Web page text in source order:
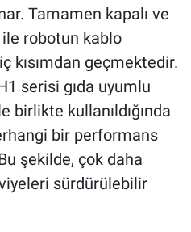
Tamamen kapalı ve
ile robotun kablo
kısımdan geçmektedir.
serisi gıda uyumlu
birlikte kullanıldığında
bir performans
şekilde, çok daha
sürdürülebilir